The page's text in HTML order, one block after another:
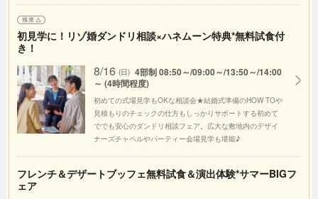
初見学に！リゾ婚ダンドリ相談×ハネムーン特典*無料試食付
き！
8/16 (日) 4部制 08:50～/09:00～/13:50～/14:00
～ (4時間程度)
初めての式場見学もOKな相談会★結婚式準備のHOW TOや
見積もりのチェックの仕方もしっかりサポートする初めて
ででも安心のダンドリ相談フェア。広大な敷地内のデザイ
ナーズチャペルやパーティー会場見学も堪能♪
フレンチ＆デザートブッフェ無料試食＆演出体験*サマーBIGフ
ェア